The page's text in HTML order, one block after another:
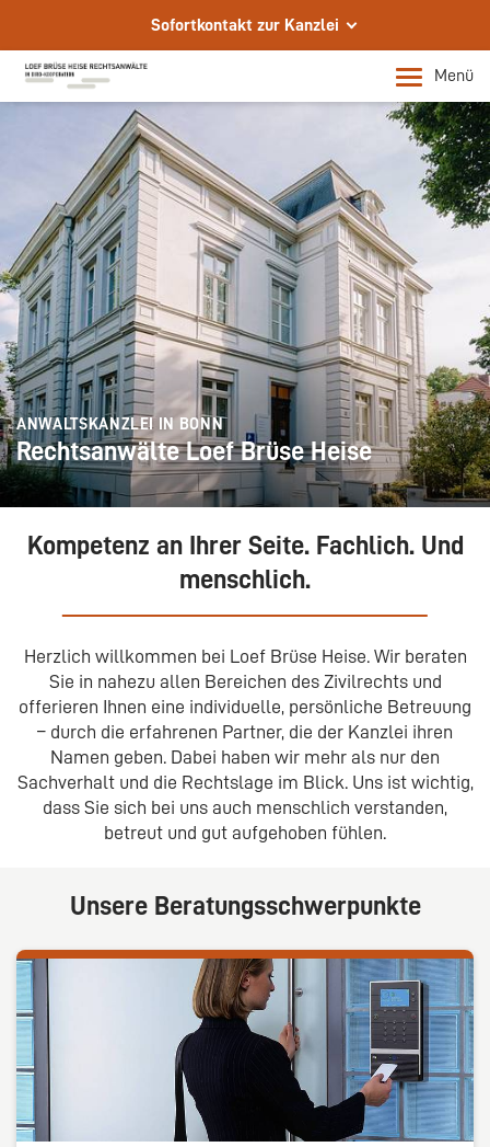
Sofortkontakt zur Kanzlei
Schreiben Sie uns eine E-Mail
Rufen Sie uns an
+49 228 956970
Senden Sie uns ein Fax
+49 228 9569730
Ihre Rechtsanwälte in Bonn
Persönliche Termine nach Vereinbarung
Menü
ANWALTSKANZLEI IN BONN
Rechtsanwälte Loef Brüse Heise
Kompetenz an Ihrer Seite. Fachlich. Und
menschlich.
Herzlich willkommen bei Loef Brüse Heise. Wir beraten
Sie in nahezu allen Bereichen des Zivilrechts und
offerieren Ihnen eine individuelle, persönliche Betreuung
– durch die erfahrenen Partner, die der Kanzlei ihren
Namen geben. Dabei haben wir mehr als nur den
Sachverhalt und die Rechtslage im Blick. Uns ist wichtig,
dass Sie sich bei uns auch menschlich verstanden,
betreut und gut aufgehoben fühlen.
Unsere Beratungsschwerpunkte